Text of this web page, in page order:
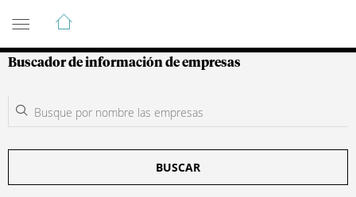
Guía de Empresas Colombianas
Buscador de información de empresas
BUSCAR